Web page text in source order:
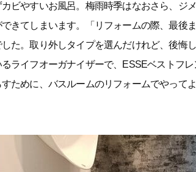
ビやすいお風呂。梅雨時季はなおさら、ジ
きてしまいます。「リフォームの際、最後
した。取り外しタイプを選んだけれど、後悔
ライフオーガナイザーで、ESSEベストフ
ために、バスルームのリフォームでやって